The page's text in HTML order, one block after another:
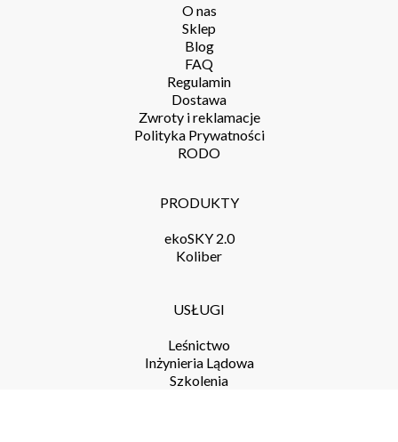
O nas
Sklep
Blog
FAQ
Regulamin
Dostawa
Zwroty i reklamacje
Polityka Prywatności
RODO
PRODUKTY
ekoSKY 2.0
Koliber
USŁUGI
Leśnictwo
Inżynieria Lądowa
Szkolenia